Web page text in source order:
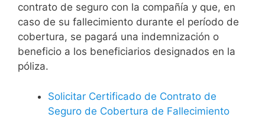
contrato de seguro con la compañía y que, en
caso de su fallecimiento durante el período de
cobertura, se pagará una indemnización o
beneficio a los beneficiarios designados en la
póliza.
Solicitar Certificado de Contrato de
Seguro de Cobertura de Fallecimiento